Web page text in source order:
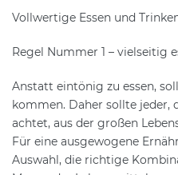
Vollwertige Essen und
Regel Nummer 1 – vielseitig
Anstatt eintönig zu essen,
kommen. Daher sollte jeder,
achtet, aus der großen
Für eine ausgewogene
Auswahl, die richtige